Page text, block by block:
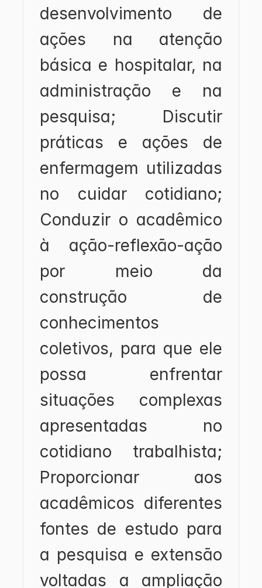
desenvolvimento de
ações na atenção
básica e hospitalar, na
administração e na
pesquisa; Discutir
práticas e ações de
enfermagem utilizadas
no cuidar cotidiano;
Conduzir o acadêmico
à ação-reflexão-ação
por meio da
construção de
conhecimentos
coletivos, para que ele
possa enfrentar
situações complexas
apresentadas no
cotidiano trabalhista;
Proporcionar aos
acadêmicos diferentes
fontes de estudo para
a pesquisa e extensão
voltadas a ampliação